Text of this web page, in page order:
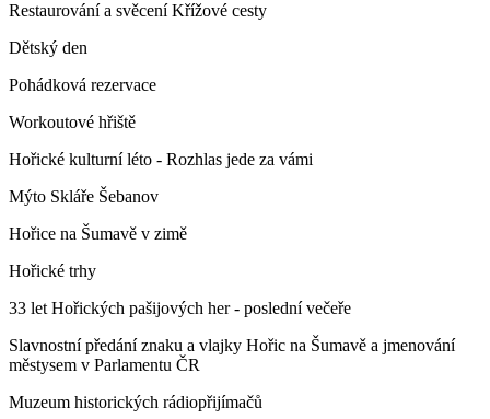
Restaurování a svěcení Křížové cesty
Dětský den
Pohádková rezervace
Workoutové hřiště
Hořické kulturní léto - Rozhlas jede za vámi
Mýto Skláře Šebanov
Hořice na Šumavě v zimě
Hořické trhy
33 let Hořických pašijových her - poslední večeře
Slavnostní předání znaku a vlajky Hořic na Šumavě a jmenování
městysem v Parlamentu ČR
Muzeum historických rádiopřijímačů